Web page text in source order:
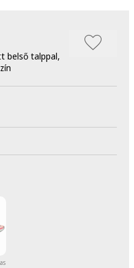
belső talppal,